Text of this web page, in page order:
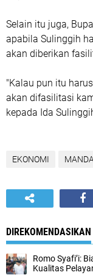
Selain itu juga,
apabila Sulinggih
akan diberikan
"Kalau pun itu
akan difasilitasi
kepada Ida
EKONOMI
DIREKOMENDASIKAN
Romo Syafi’i:
Kualitas